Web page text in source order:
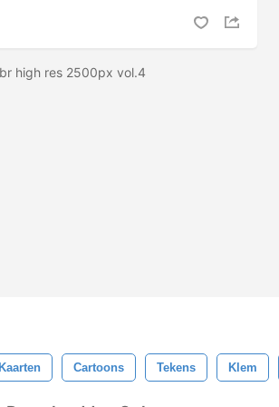
high res 2500px vol.4
Cartoons Tekens Klem